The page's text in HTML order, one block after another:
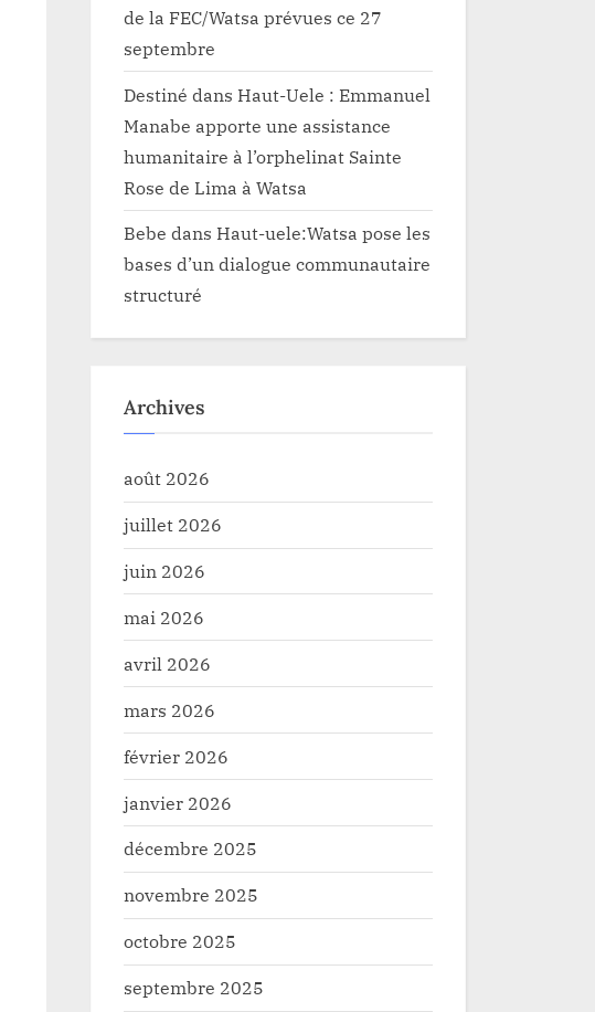
de la FEC/Watsa prévues ce 27
septembre
Destiné dans Haut-Uele : Emmanuel
Manabe apporte une assistance
humanitaire à l’orphelinat Sainte
Rose de Lima à Watsa
Bebe dans Haut-uele:Watsa pose les
bases d’un dialogue communautaire
structuré
Archives
août 2026
juillet 2026
juin 2026
mai 2026
avril 2026
mars 2026
février 2026
janvier 2026
décembre 2025
novembre 2025
octobre 2025
septembre 2025